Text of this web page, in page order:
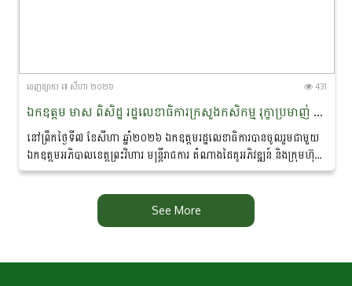
ចេញ​ផ្សាយ​ ៧ សីហា ២០២៦ 431
ឯកឧត្តម មាស ពិសិដ្ឋ រដ្ឋលេខាធិការក្រសួងកសិកម្ម រុក្ខាប្រមាញ់ និងនេសាទ បានចូលរួមជាអធិបតីភាពក្នុងពិធីចុះហត្ថលេខាលក់-ទិញផលិតផលកសិកម្មសរីរាង្គ នៅខេត្តព្រះវិហារ
នៅព្រឹកថ្ងៃទី៧ ខែសីហា ឆ្នាំ២០២៦ ឯកឧត្តមរដ្ឋលេខាធិការបានចូលរួមជាមួយ
ឯកឧត្តមអភិបាលខេត្តព្រះវិហារ មន្ត្រីរាជការ តំណាងដៃគូអភិវឌ្ឍន៍ និងក្រុមហ៊ុន
ឯកជន ព្រមទាំងប្រជាកសិករ...
See More